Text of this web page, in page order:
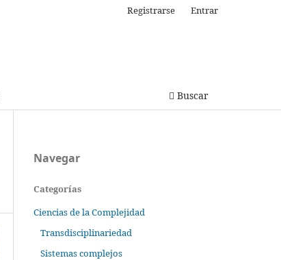
Buscar
Registrarse Entrar
Navegar
Categorías
Ciencias de la Complejidad
Transdisciplinariedad
Sistemas complejos